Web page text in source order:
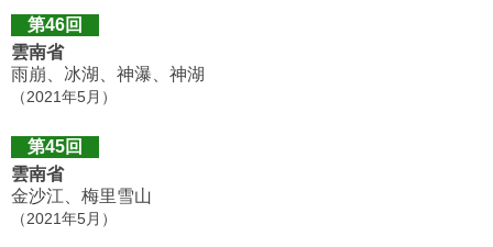
第46回
雲南省
雨崩、冰湖、神瀑、神湖
（2021年5月）
第45回
雲南省
金沙江、梅里雪山
（2021年5月）